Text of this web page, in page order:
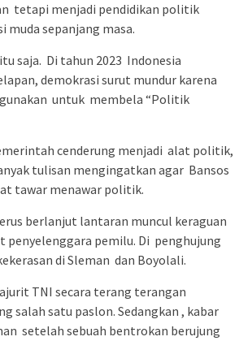
tetapi menjadi pendidikan politik
muda sepanjang masa.
saja. Di tahun 2023 Indonesia
demokrasi surut mundur karena
untuk membela “Politik
cenderung menjadi alat politik,
tulisan mengingatkan agar Bansos
tawar menawar politik.
berlanjut lantaran muncul keraguan
penyelenggara pemilu. Di penghujung
di Sleman dan Boyolali.
TNI secara terang terangan
salah satu paslon. Sedangkan , kabar
setelah sebuah bentrokan berujung